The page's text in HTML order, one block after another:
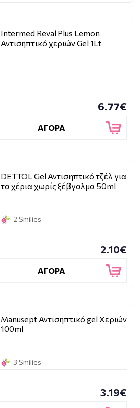
Intermed Reval Plus Lemon
Αντισηπτικό χεριών Gel 1Lt
6.77€
ΑΓΟΡΑ
DETTOL Gel Αντισηπτικό τζέλ για
τα χέρια χωρίς ξέβγαλμα 50ml
2 Smilies
2.10€
ΑΓΟΡΑ
Manusept Αντισηπτικό gel Χεριών
100ml
3 Smilies
3.19€